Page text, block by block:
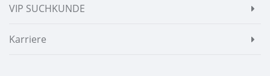
VIP SUCHKUNDE
Karriere